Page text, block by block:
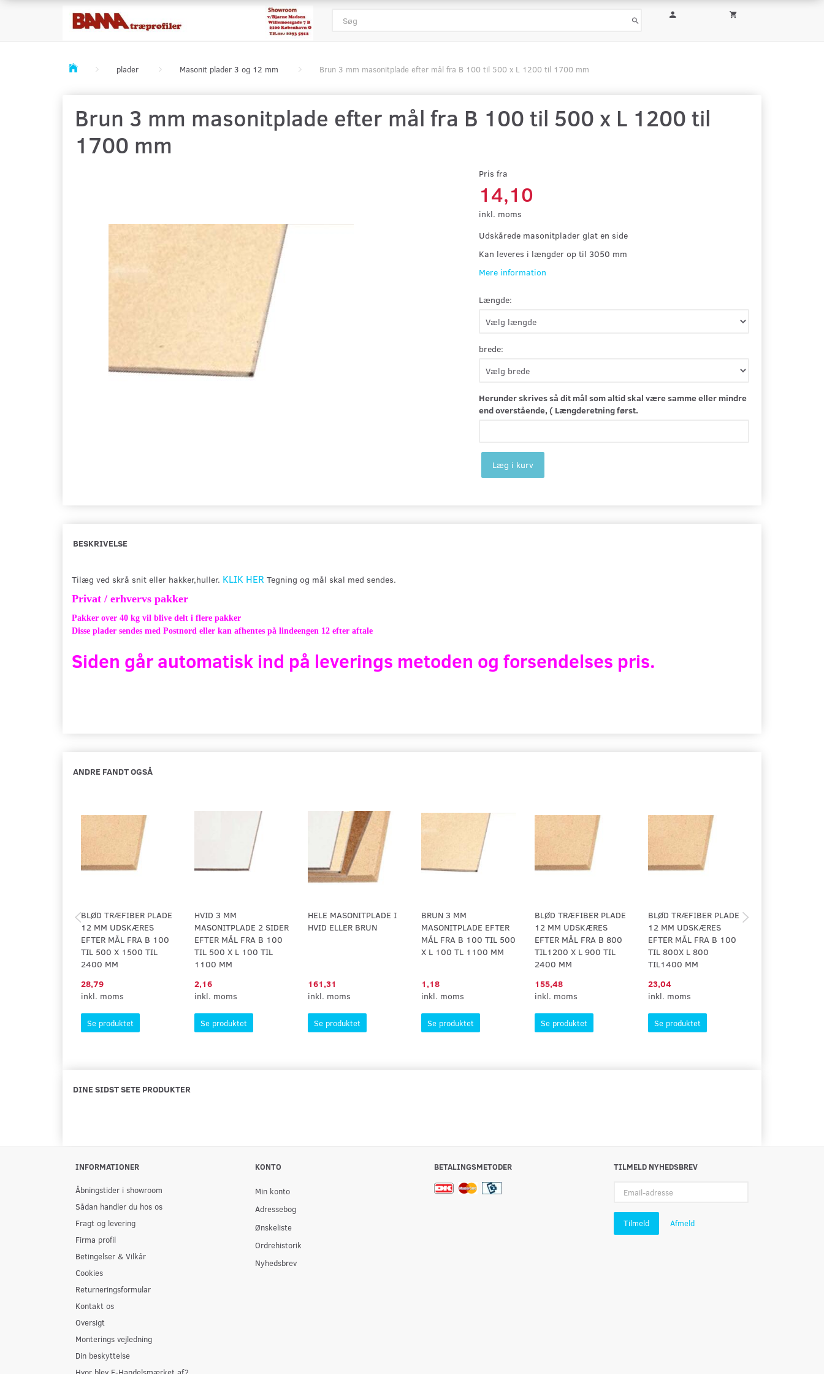
plader Masonit plader 3 og 12 mm Brun 3 mm masonitplade efter mål fra B 100 til 500 x L 1200 til 1700 mm
Brun 3 mm masonitplade efter mål fra B 100 til 500 x L 1200 til
1700 mm
Pris fra
14,10
inkl. moms
Udskårede masonitplader glat en side
Kan leveres i længder op til 3050 mm
Mere information
Længde:
brede:
Herunder skrives så dit mål som altid skal være samme eller mindre
end overstående, ( Længderetning først.
Læg i kurv
BESKRIVELSE
Tilæg ved skrå snit eller hakker,huller. KLIK HER Tegning og mål skal med sendes.
Privat / erhvervs pakker
Pakker over 40 kg vil blive delt i flere pakker
Disse plader sendes med Postnord eller kan afhentes på lindeengen 12 efter aftale
Siden går automatisk ind på leverings metoden og forsendelses pris.
ANDRE FANDT OGSÅ
BLØD TRÆFIBER PLADE
12 MM UDSKÆRES
EFTER MÅL FRA B 100
TIL 500 X 1500 TIL
2400 MM
28,79
inkl. moms
Se produktet
HVID 3 MM
MASONITPLADE 2 SIDER
EFTER MÅL FRA B 100
TIL 500 X L 100 TIL
1100 MM
2,16
inkl. moms
Se produktet
HELE MASONITPLADE I
HVID ELLER BRUN
161,31
inkl. moms
Se produktet
BRUN 3 MM
MASONITPLADE EFTER
MÅL FRA B 100 TIL 500
X L 100 TL 1100 MM
1,18
inkl. moms
Se produktet
BLØD TRÆFIBER PLADE
12 MM UDSKÆRES
EFTER MÅL FRA B 800
TIL1200 X L 900 TIL
2400 MM
155,48
inkl. moms
Se produktet
BLØD TRÆFIBER PLADE
12 MM UDSKÆRES
EFTER MÅL FRA B 100
TIL 800X L 800
TIL1400 MM
23,04
inkl. moms
Se produktet
DINE SIDST SETE PRODUKTER
INFORMATIONER
Åbningstider i showroom
Sådan handler du hos os
Fragt og levering
Firma profil
Betingelser & Vilkår
Cookies
Returneringsformular
Kontakt os
Oversigt
Monterings vejledning
Din beskyttelse
Hvor blev E-Handelsmærket af?
KONTO
Min konto
Adressebog
Ønskeliste
Ordrehistorik
Nyhedsbrev
BETALINGSMETODER
TILMELD NYHEDSBREV
adresse
Tilmeld Afmeld